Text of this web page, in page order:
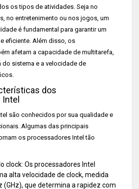
os tipos de atividades. Seja no
no entretenimento ou nos jogos, um
é fundamental para garantir um
eficiente. Além disso, os
afetam a capacidade de multitarefa,
sistema e a velocidade de
dos
são conhecidos por sua qualidade e
Algumas das principais
os processadores Intel tão
clock: Os processadores Intel
alta velocidade de clock, medida
(GHz), que determina a rapidez com